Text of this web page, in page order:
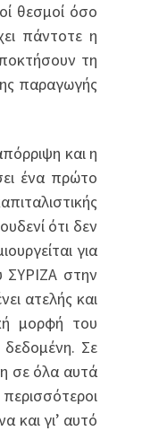
θεσμοί όσο
πάντοτε η
τη
παραγωγής
και η
ένα πρώτο
ότι δεν
για
ΣΥΡΙΖΑ στην
ατελής και
μορφή του
Σε
σε όλα αυτά
και γι’ αυτό